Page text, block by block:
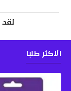
الاكثر طلبا